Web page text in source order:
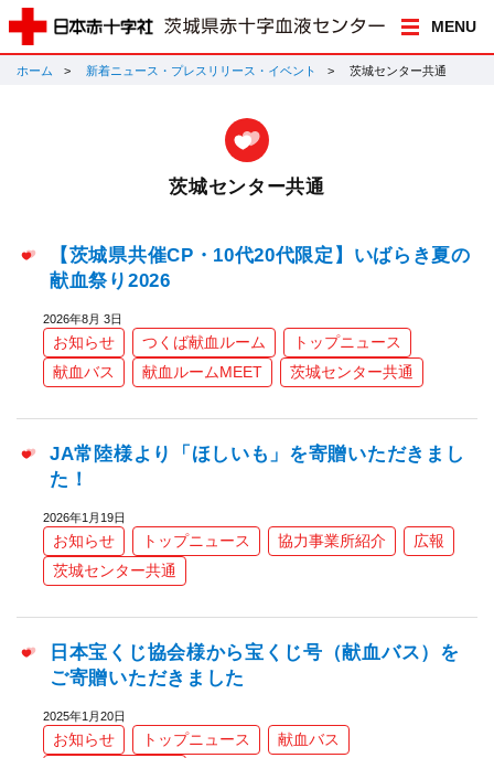
MENU
ホーム 新着ニュース・プレスリリース・イベント 茨城センター共通
茨城センター共通
【茨城県共催CP・10代20代限定】いばらき夏の
献血祭り2026
2026年8月 3日
お知らせ つくば献血ルーム
トップニュース
献血バス
献血ルームMEET 茨城センター共通
JA常陸様より「ほしいも」を寄贈いただきまし
た！
2026年1月19日
お知らせ トップニュース 協力事業所紹介
広報
茨城センター共通
日本宝くじ協会様から宝くじ号（献血バス）を
ご寄贈いただきました
2025年1月20日
お知らせ トップニュース
献血バス